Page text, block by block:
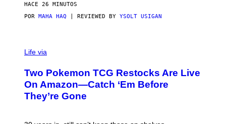
HACE 26 MINUTOS
POR MAHA HAQ | REVIEWED BY YSOLT USIGAN
Life via
Two Pokemon TCG Restocks Are Live
On Amazon—Catch ‘Em Before
They’re Gone